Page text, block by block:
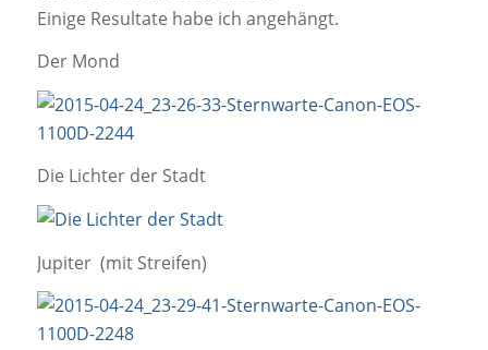
Einige Resultate habe ich angehängt.
Der Mond
Die Lichter der Stadt
Jupiter (mit Streifen)